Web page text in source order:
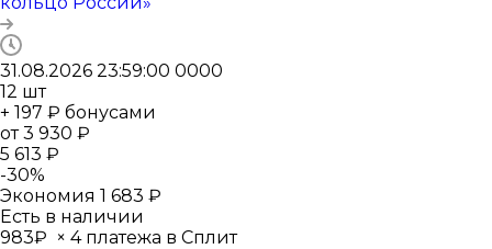
31.08.2026 23:59:00 0000
12 шт
+ 197 ₽ бонусами
от3 930 ₽
5 613 ₽
-30%
Экономия 1 683 ₽
Есть в наличии
983₽ × 4 платежа в Сплит